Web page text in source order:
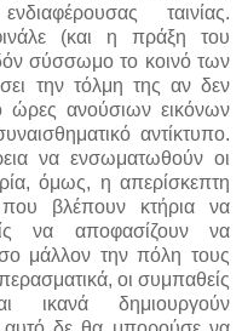
ταινίας.
(και η πράξη του
σύσσωμο το κοινό των
την τόλμη της αν δεν
ανούσιων εικόνων
αντίκτυπο.
να ενσωματωθούν οι
όμως, η απερίσκεπτη
βλέπουν κτήρια να
να αποφασίζουν να
μάλλον την πόλη τους
οι συμπαθείς
ικανά δημιουργούν